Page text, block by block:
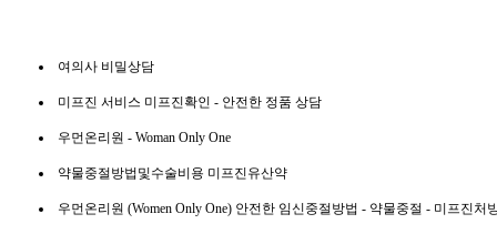
여의사 비밀상담
미프진 서비스 미프진확인 - 안전한 정품 상담
우먼온리원 - Woman Only One
약물중절방법및수술비용 미프진유산약
우먼온리원 (Women Only One)안전한 임신중절방법 - 약물중절 - 미프진처